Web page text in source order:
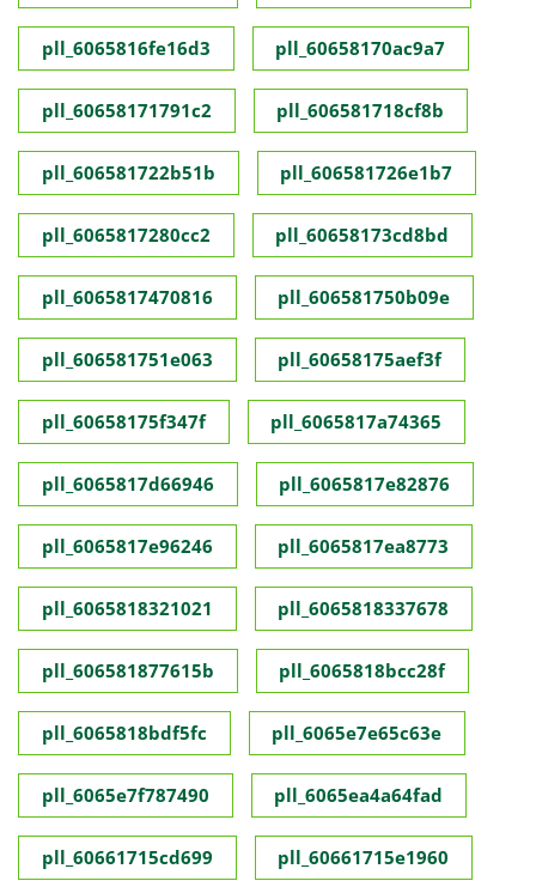
pll_6065816fe16d3 pll_60658170ac9a7
pll_60658171791c2 pll_606581718cf8b
pll_606581722b51b pll_606581726e1b7
pll_6065817280cc2 pll_60658173cd8bd
pll_6065817470816 pll_606581750b09e
pll_606581751e063 pll_60658175aef3f
pll_60658175f347f pll_6065817a74365
pll_6065817d66946 pll_6065817e82876
pll_6065817e96246 pll_6065817ea8773
pll_6065818321021 pll_6065818337678
pll_606581877615b pll_6065818bcc28f
pll_6065818bdf5fc pll_6065e7e65c63e
pll_6065e7f787490 pll_6065ea4a64fad
pll_60661715cd699 pll_60661715e1960